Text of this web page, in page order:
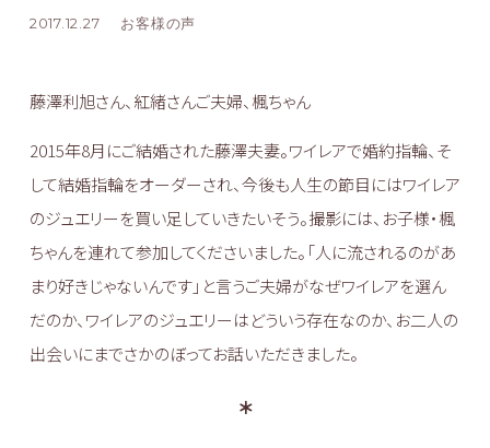
2017.12.27 お客様の声
藤澤利旭さん、紅緒さんご夫婦、楓ちゃん
2015年8月にご結婚された藤澤夫妻。ワイレアで婚約指輪、そ
して結婚指輪をオーダーされ、今後も人生の節目にはワイレア
のジュエリーを買い足していきたいそう。撮影には、お子様・楓
ちゃんを連れて参加してくださいました。「人に流されるのがあ
まり好きじゃないんです」と言うご夫婦がなぜワイレアを選ん
だのか、ワイレアのジュエリーはどういう存在なのか、お二人の
出会いにまでさかのぼってお話いただきました。
＊